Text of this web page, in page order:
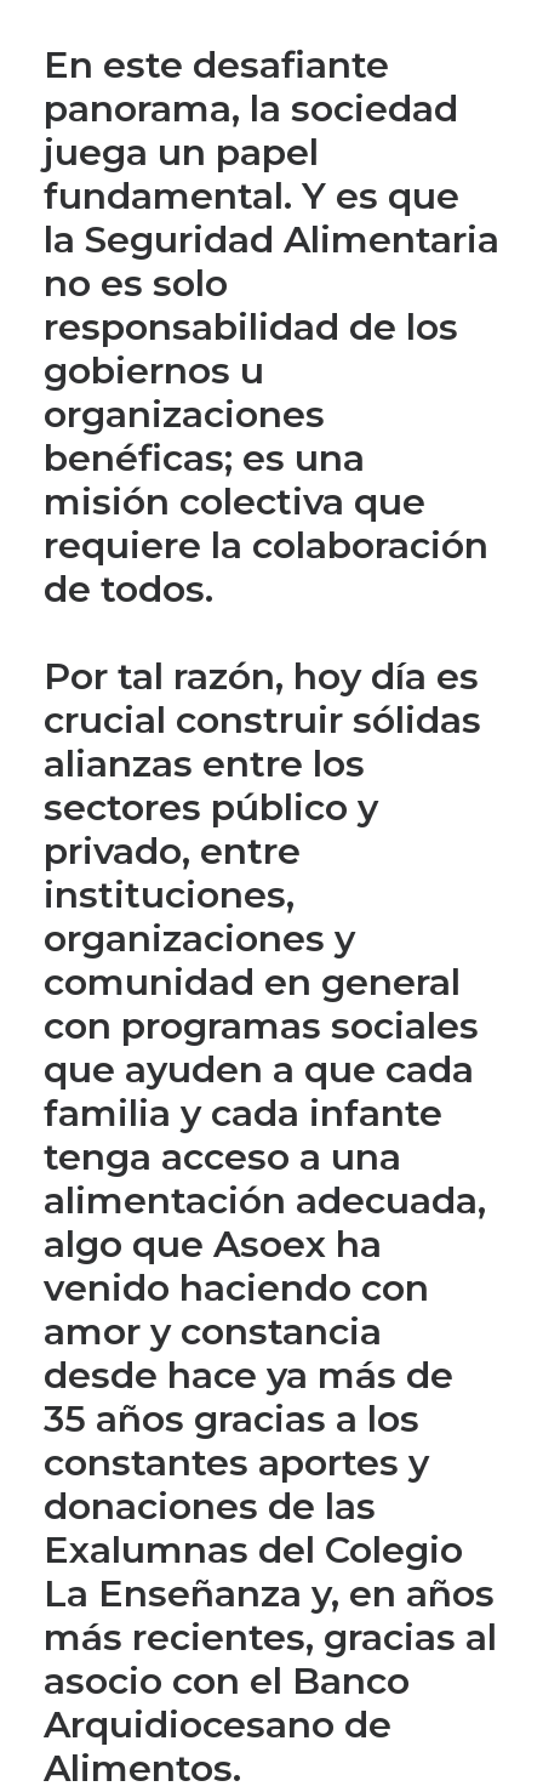
En este desafiante
panorama, la sociedad
juega un papel
fundamental. Y es que
la Seguridad Alimentaria
no es solo
responsabilidad de los
gobiernos u
organizaciones
benéficas; es una
misión colectiva que
requiere la colaboración
de todos.
Por tal razón, hoy día es
crucial construir sólidas
alianzas entre los
sectores público y
privado, entre
instituciones,
organizaciones y
comunidad en general
con programas sociales
que ayuden a que cada
familia y cada infante
tenga acceso a una
alimentación adecuada,
algo que Asoex ha
venido haciendo con
amor y constancia
desde hace ya más de
35 años gracias a los
constantes aportes y
donaciones de las
Exalumnas del Colegio
La Enseñanza y, en años
más recientes, gracias al
asocio con el Banco
Arquidiocesano de
Alimentos.